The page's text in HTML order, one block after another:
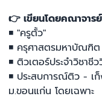
👉 เขียนโดยคณาจาร
◾ "ครูตั้ว"
◾ ครุศาสตรมหาบัณฑิ
◾ ติวเตอร์ประจำวิชาชี
◾ ประสบการณ์ติว - เ
ม.ขอนแก่น โดยเฉพาะ